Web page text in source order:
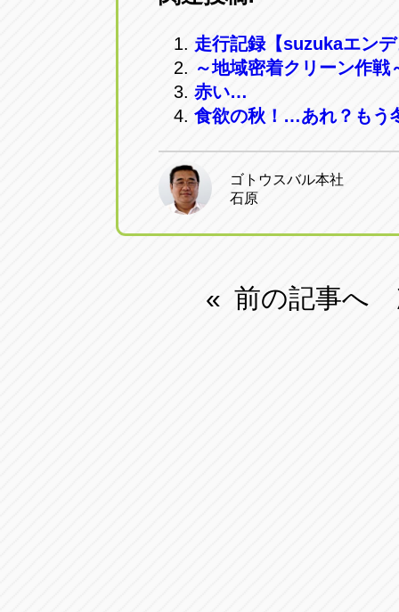
走行記録【suzukaエン
～地域密着クリーン作戦
赤い…
食欲の秋！…あれ？もう
ゴトウスバル本社
石原
« 前の記事へ